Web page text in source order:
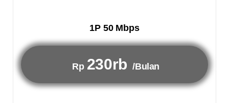
1P 50 Mbps
Rp 230rb /Bulan